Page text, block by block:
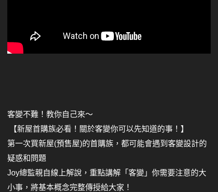
客變不難！教你自己來～
【新屋首購族必看！關於客變你可以先知道的事！】
第一次買新屋(預售屋)的首購族，都可能會遇到客變設計的
疑惑和問題
Joy總監親自線上解說，重點講解「客變」你需要注意的大
小事，將基本概念完整傳授給大家！